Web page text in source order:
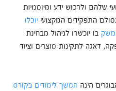
ולרכוש ידע ומיומנויות
התפקידים המקצועי יוכלו
משק בו יוכשרו לניהול מבחינת
דאגה לתקינות מוצרים וציוד
הינה המשך לימודים בקורס